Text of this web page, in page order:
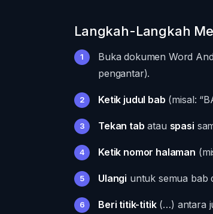
Langkah-Langkah
Buka dokumen Word
pengantar).
Ketik judul bab (misal:
Tekan tab atau spasi
Ketik nomor halaman
Ulangi untuk semua bab
Beri titik-titik(…) antara